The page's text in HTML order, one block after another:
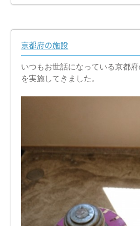
京都府の施設
いつもお世話になっている京都
を実施してきました。